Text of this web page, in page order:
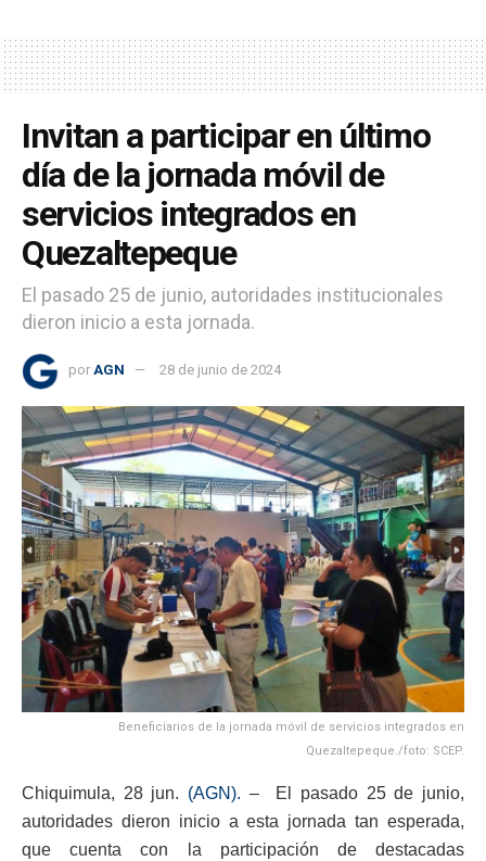
Invitan a participar en último
día de la jornada móvil de
servicios integrados en
Quezaltepeque
El pasado 25 de junio, autoridades institucionales
dieron inicio a esta jornada.
por AGN 28 de junio de 2024
Beneficiarios de la jornada móvil de servicios integrados en
Quezaltepeque./foto: SCEP.
Chiquimula, 28 jun. (AGN). – El pasado 25 de junio,
autoridades dieron inicio a esta jornada tan esperada,
que cuenta con la participación de destacadas